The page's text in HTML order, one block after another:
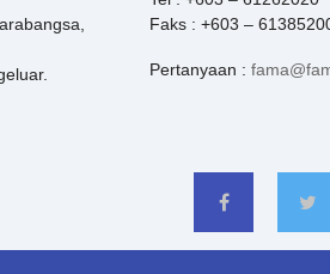
Faks : +603 –
Pertanyaan :